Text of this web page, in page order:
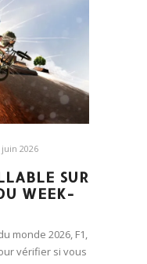
juin 2026
SUR
WEEK-
monde 2026, F1,
vérifier si vous